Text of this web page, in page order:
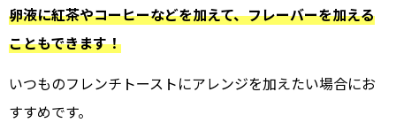
卵液に紅茶やコーヒーなどを加えて、フレーバーを加える
こともできます！
いつものフレンチトーストにアレンジを加えたい場合にお
すすめです。